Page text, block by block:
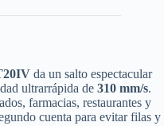
da un salto espectacular
ultrarrápida de 310 mm/s.
farmacias, restaurantes y
cuenta para evitar filas y